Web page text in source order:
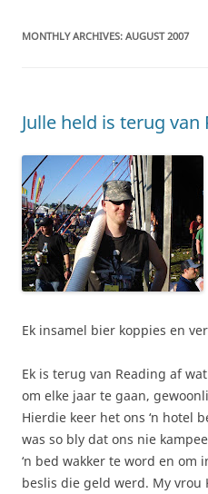
MONTHLY ARCHIVES: AUGUST 2007
Julle held is terug van
Ek insamel bier koppies en
Ek is terug van Reading af
om elke jaar te gaan,
Hierdie keer het ons ‘n hotel
was so bly dat ons nie
‘n bed wakker te word en om
beslis die geld werd. My vrou